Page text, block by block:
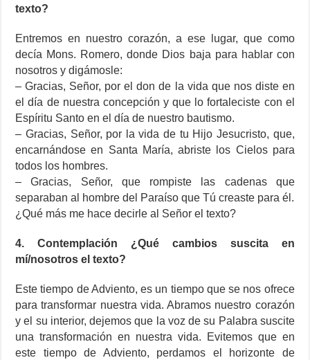
texto?
Entremos en nuestro corazón, a ese lugar, que como
decía Mons. Romero, donde Dios baja para hablar con
nosotros y digámosle:
– Gracias, Señor, por el don de la vida que nos diste en
el día de nuestra concepción y que lo fortaleciste con el
Espíritu Santo en el día de nuestro bautismo.
– Gracias, Señor, por la vida de tu Hijo Jesucristo, que,
encarnándose en Santa María, abriste los Cielos para
todos los hombres.
– Gracias, Señor, que rompiste las cadenas que
separaban al hombre del Paraíso que Tú creaste para él.
¿Qué más me hace decirle al Señor el texto?
4. Contemplación ¿Qué cambios suscita en
mí/nosotros el texto?
Este tiempo de Adviento, es un tiempo que se nos ofrece
para transformar nuestra vida. Abramos nuestro corazón
y el su interior, dejemos que la voz de su Palabra suscite
una transformación en nuestra vida. Evitemos que en
este tiempo de Adviento, perdamos el horizonte de